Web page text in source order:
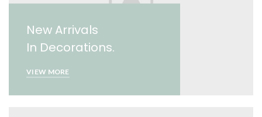
New Arrivals
In Decorations.
VIEW MORE